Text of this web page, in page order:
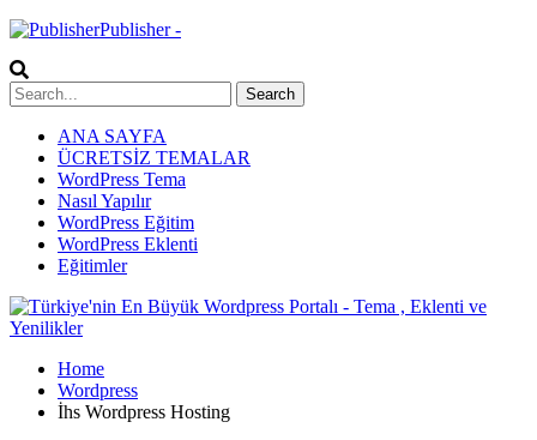
Publisher -
ANA SAYFA
ÜCRETSİZ TEMALAR
WordPress Tema
Nasıl Yapılır
WordPress Eğitim
WordPress Eklenti
Eğitimler
Home
Wordpress
İhs Wordpress Hosting